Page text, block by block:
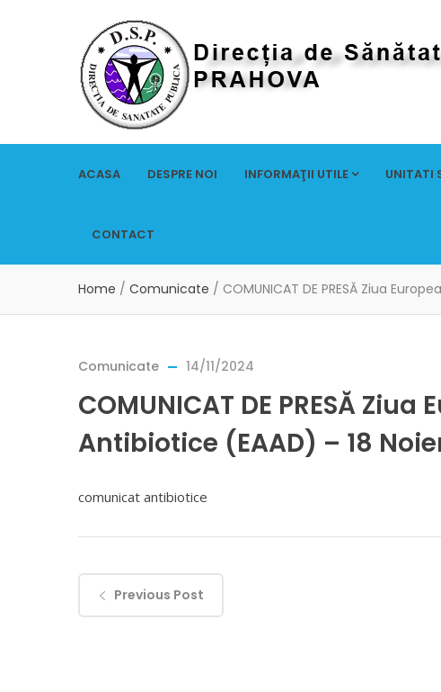
ACASA DESPRE NOI INFORMAŢII UTILE UNITATI
CONTACT
Home / Comunicate / COMUNICAT DE PRESĂ Ziua
Comunicate 14/11/2024
COMUNICAT DE PRESĂ
Antibiotice (EAAD) – 18
comunicat antibiotice
Previous Post